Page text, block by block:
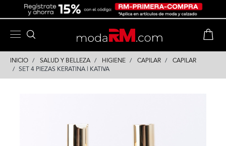
INICIO SALUD Y BELLEZA HIGIENE CAPILAR
CAPILAR
SET 4 PIEZAS KERATINA | KATIVA